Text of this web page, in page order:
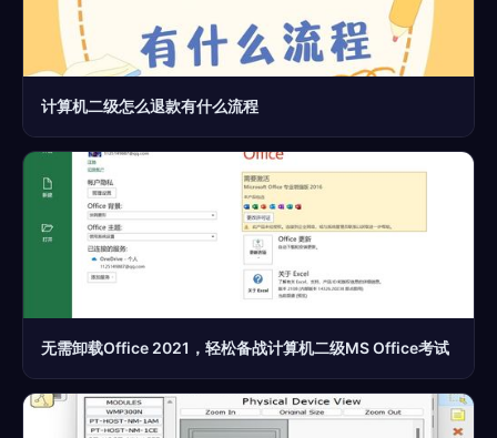
计算机二级怎么退款有什么流程
无需卸载Office 2021，轻松备战计算机二级MS Office考试